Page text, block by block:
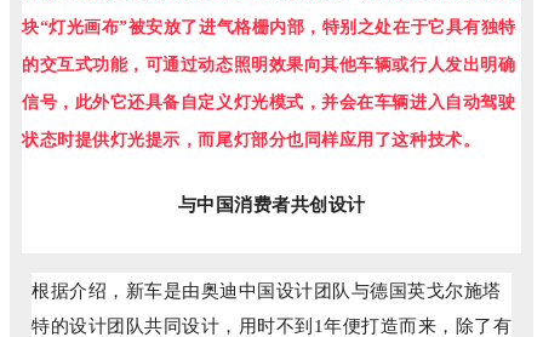
块“灯光画布”被安放了进气格栅内部，特别之处在于它具有独特
的交互式功能，可通过动态照明效果向其他车辆或行人发出明确
信号，此外它还具备自定义灯光模式，并会在车辆进入自动驾驶
状态时提供灯光提示，而尾灯部分也同样应用了这种技术。
与中国消费者共创设计
根据介绍，新车是由奥迪中国设计团队与德国英戈尔施塔
特的设计团队共同设计，用时不到1年便打造而来，除了有